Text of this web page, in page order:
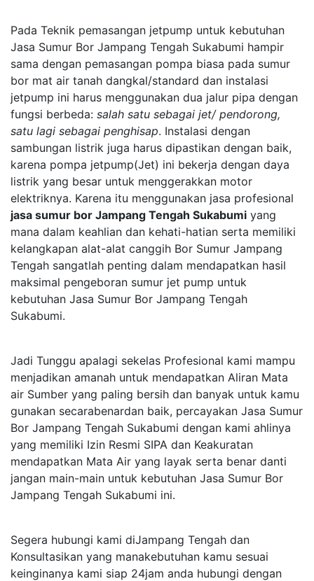
Pada Teknik pemasangan jetpump untuk kebutuhan
Jasa Sumur Bor Jampang Tengah Sukabumi hampir
sama dengan pemasangan pompa biasa pada sumur
bor mat air tanah dangkal/standard dan instalasi
jetpump ini harus menggunakan dua jalur pipa dengan
fungsi berbeda: salah satu sebagai jet/ pendorong,
satu lagi sebagai penghisap. Instalasi dengan
sambungan listrik juga harus dipastikan dengan baik,
karena pompa jetpump(Jet) ini bekerja dengan daya
listrik yang besar untuk menggerakkan motor
elektriknya. Karena itu menggunakan jasa profesional
jasa sumur bor Jampang Tengah Sukabumi yang
mana dalam keahlian dan kehati-hatian serta memiliki
kelangkapan alat-alat canggih Bor Sumur Jampang
Tengah sangatlah penting dalam mendapatkan hasil
maksimal pengeboran sumur jet pump untuk
kebutuhan Jasa Sumur Bor Jampang Tengah
Sukabumi.
Jadi Tunggu apalagi sekelas Profesional kami mampu
menjadikan amanah untuk mendapatkan Aliran Mata
air Sumber yang paling bersih dan banyak untuk kamu
gunakan secarabenardan baik, percayakan Jasa Sumur
Bor Jampang Tengah Sukabumi dengan kami ahlinya
yang memiliki Izin Resmi SIPA dan Keakuratan
mendapatkan Mata Air yang layak serta benar danti
jangan main-main untuk kebutuhan Jasa Sumur Bor
Jampang Tengah Sukabumi ini.
Segera hubungi kami diJampang Tengah dan
Konsultasikan yang manakebutuhan kamu sesuai
keinginanya kami siap 24jam anda hubungi dengan